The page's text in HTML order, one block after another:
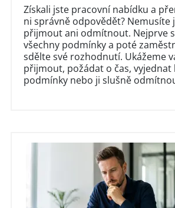
Získali jste pracovní nabídku a
ni správně odpovědět? Nemusíte
přijmout ani odmítnout. Nejprve
všechny podmínky a poté
sdělte své rozhodnutí. Ukážeme
přijmout, požádat o čas, vyjednat
podmínky nebo ji slušně